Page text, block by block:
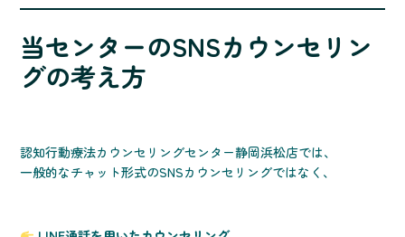
当センターのSNSカウンセリン
グの考え方
認知行動療法カウンセリングセンター静岡浜松店では、
一般的なチャット形式のSNSカウンセリングではなく、